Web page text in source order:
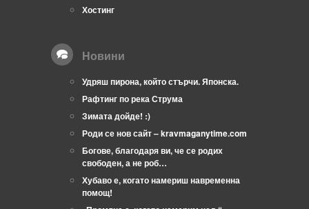
Хостинг
Новини
Удряш пирона, който стърчи. Японска.
Рафтинг по река Струма
Зимата дойде! :)
Роди се нов сайт – kravmaganytime.com
Богове, благодаря ви, че се родих
свободен, а не роб…
Хубаво е, когато намериш навременна
помощ!